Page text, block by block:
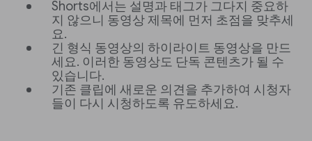
Shorts에서는 설명과 태그가 그다지 중요하
지 않으니 동영상 제목에 먼저 초점을 맞추세
요.
긴 형식 동영상의 하이라이트 동영상을 만드
세요. 이러한 동영상도 단독 콘텐츠가 될 수
있습니다.
기존 클립에 새로운 의견을 추가하여 시청자
들이 다시 시청하도록 유도하세요.